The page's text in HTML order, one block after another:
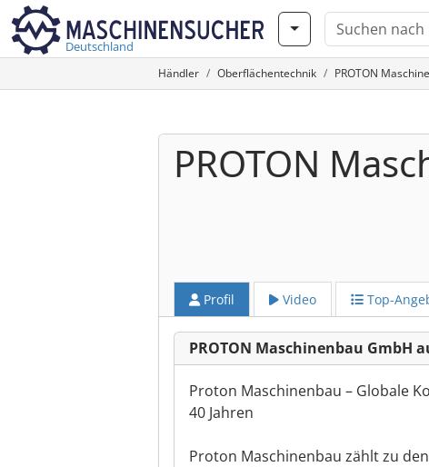
Deutschland
Händler Oberflächentechnik PROTON
PROTON
Profil Video Top-
PROTON Maschinenbau GmbH
Proton Maschinenbau – Globale
40 Jahren
Proton Maschinenbau zählt zu